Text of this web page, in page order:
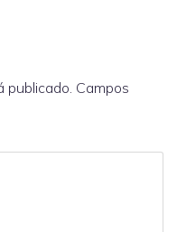
publicado. Campos